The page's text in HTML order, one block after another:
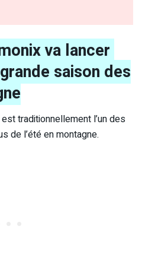
va lancer
saison des
traditionnellement l’un des
de l’été en montagne.